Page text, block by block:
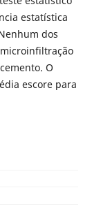
estatística
dos
O
escore para